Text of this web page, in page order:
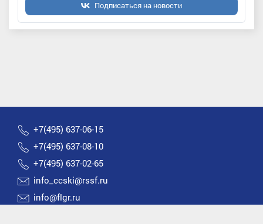
Подписаться на новости
+7(495) 637-06-15
+7(495) 637-08-10
+7(495) 637-02-65
info_ccski@rssf.ru
info@flgr.ru